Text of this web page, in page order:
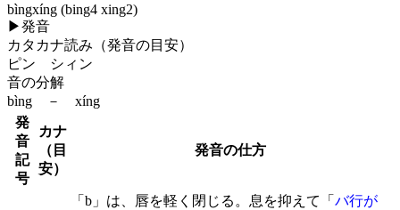
bìngxíng (bing4 xing2)
▶発音
カタカナ読み（発音の目安）
ピン シィン
音の分解
bìng － xíng
発
音
記
号
カナ
（目
安）
発音の仕方
「b」は、唇を軽く閉じる。息を抑えて「 バ行が